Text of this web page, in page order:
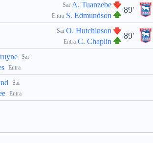
89'
Sai A. Tuanzebe
Entra S. Edmundson
89'
Sai O. Hutchinson
Entra C. Chaplin
Sai
Entra
Sai
Entra